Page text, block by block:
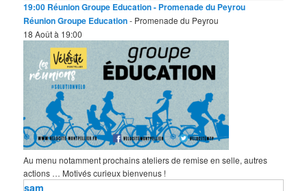
19:00 Réunion Groupe Education- Promenade du Peyrou
Réunion Groupe Education- Promenade du Peyrou
18 Août à 19:00
Au menu notamment prochains ateliers de remise en selle, autres
actions … Motivés curieux bienvenus !
sam